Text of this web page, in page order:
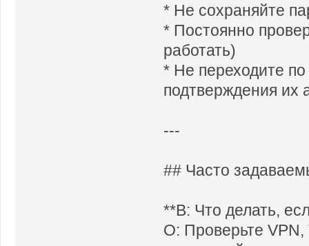
* Не сохраняйте
* Постоянно
работать)
* Не переходите
подтверждения их
---
## Часто
**В: Что делать,
О: Проверьте VPN,